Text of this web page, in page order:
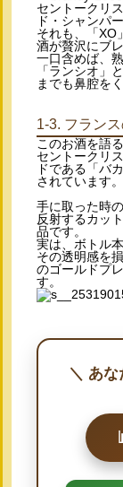
セントークリ
ド・シャンパ
それも、「XO
酒が贅沢にブ
一口含めば、
「ランシオ」
までも鼻腔を
1-3. フラン
このお酒を語
セントークリ
ドである「バ
されています。
手に取った時
反射するカッ
品です。
実は、ボトル
その透明感を
のゴールドプ
す。
＼ あな